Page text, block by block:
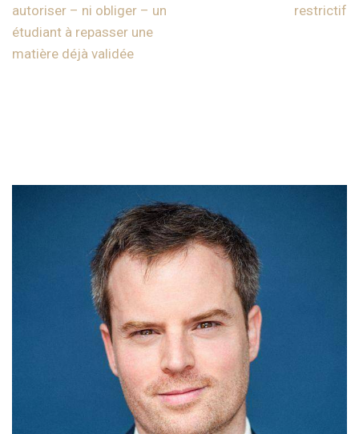
autoriser – ni obliger – un
étudiant à repasser une
matière déjà validée
restrictif